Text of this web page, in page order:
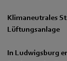
Klimaneutrales
Lüftungsanlage
In Ludwigsburg